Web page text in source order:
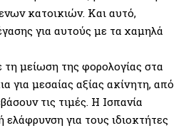
κατοικιών. Και αυτό,
για αυτούς με τα χαμηλά
μείωση της φορολογίας στα
για μεσαίας αξίας ακίνητη, από
τις τιμές. Η Ισπανία
για τους ιδιοκτήτες